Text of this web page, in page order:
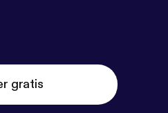
gratis